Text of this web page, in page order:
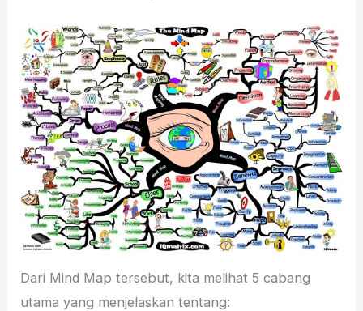
Dari Mind Map tersebut, kita melihat 5 cabang
utama yang menjelaskan tentang: